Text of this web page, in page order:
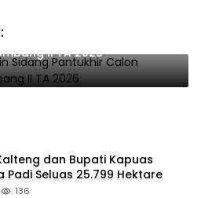
Sidang Pantukhir Calon
II TA 2026
dan Bupati Kapuas
Padi Seluas 25.799 Hektare
136